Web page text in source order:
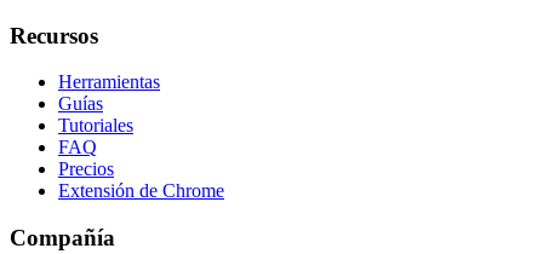
Recursos
Herramientas
Guías
Tutoriales
FAQ
Precios
Extensión de Chrome
Compañía